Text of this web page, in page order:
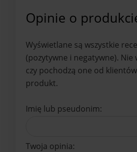
Opinie o
Wyświetlane są wszystkie
(pozytywne i negatywne). Nie
czy pochodzą one od
produkt.
Imię lub pseudonim:
Twoja opinia: